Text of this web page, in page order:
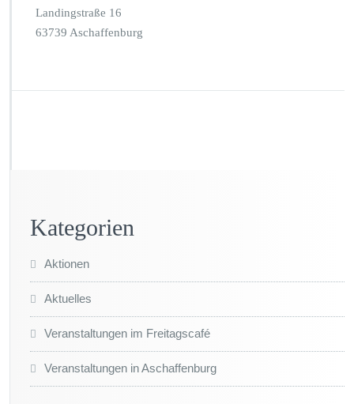
Landingstraße 16
63739 Aschaffenburg
Kategorien
Aktionen
Aktuelles
Veranstaltungen im Freitagscafé
Veranstaltungen in Aschaffenburg